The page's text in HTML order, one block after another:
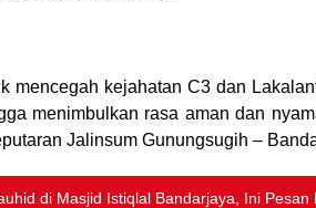
mencegah kejahatan C3 dan
menimbulkan rasa aman dan
Jalinsum Gunungsugih –
di Masjid Istiqlal Bandarjaya, Ini